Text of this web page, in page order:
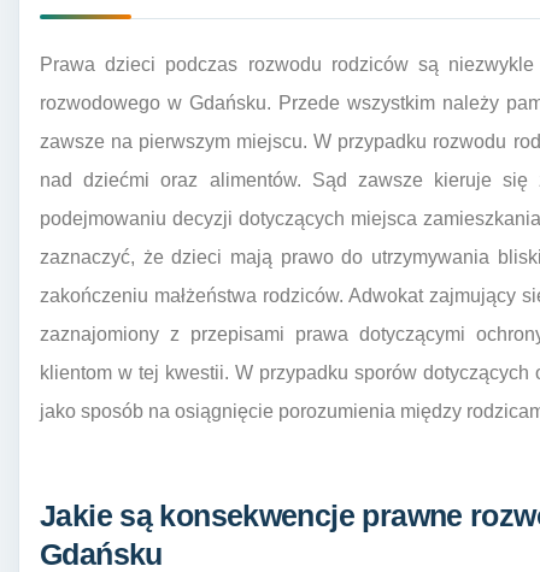
Prawa dzieci podczas rozwodu rodziców są
rozwodowego w Gdańsku. Przede wszystkim należy
zawsze na pierwszym miejscu. W przypadku rozwodu
nad dziećmi oraz alimentów. Sąd zawsze kieruje się
podejmowaniu decyzji dotyczących miejsca
zaznaczyć, że dzieci mają prawo do utrzymywania
zakończeniu małżeństwa rodziców. Adwokat zajmujący
zaznajomiony z przepisami prawa dotyczącymi
klientom w tej kwestii. W przypadku sporów
jako sposób na osiągnięcie porozumienia między
Jakie są konsekwencje prawne
Gdańsku